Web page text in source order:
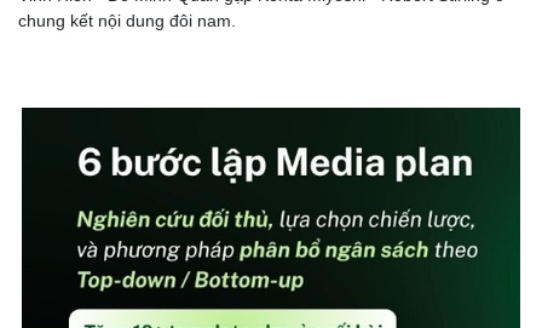
Thông tin doanh nghiệp
Doanh nghiệp 24h
Vì cộng đồng
Sành điệu
Tin Công nghệ
Chuyển đổi số
chung kết nội dung đôi nam.